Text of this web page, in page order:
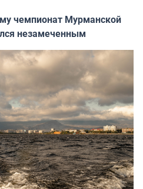
чемпионат Мурманской
незамеченным